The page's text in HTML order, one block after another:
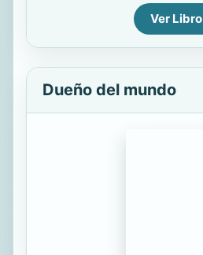
Ver Libro
Dueño del mundo